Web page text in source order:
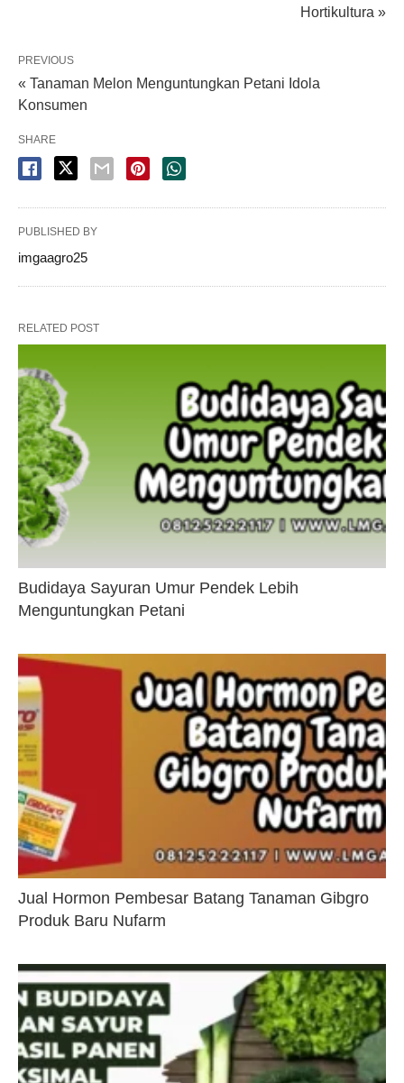
Hortikultura »
PREVIOUS
« Tanaman Melon Menguntungkan Petani Idola
Konsumen
SHARE
PUBLISHED BY
imgaagro25
RELATED POST
Budidaya Sayuran Umur Pendek Lebih
Menguntungkan Petani
Jual Hormon Pembesar Batang Tanaman Gibgro
Produk Baru Nufarm